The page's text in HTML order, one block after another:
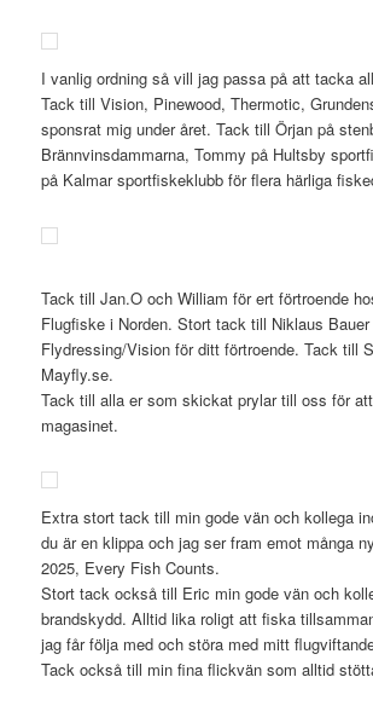
I vanlig ordning så vill jag passa på att tacka
Tack till Vision, Pinewood, Thermotic,
sponsrat mig under året. Tack till Örjan på
Brännvinsdammarna, Tommy på Hultsby
på Kalmar sportfiskeklubb för flera härliga
Tack till Jan.O och William för ert förtroende
Flugfiske i Norden. Stort tack till Niklaus Bauer
Flydressing/Vision för ditt förtroende. Tack till
Mayfly.se.
Tack till alla er som skickat prylar till oss för
magasinet.
Extra stort tack till min gode vän och kollega
du är en klippa och jag ser fram emot många
2025, Every Fish Counts.
Stort tack också till Eric min gode vän och
brandskydd. Alltid lika roligt att fiska
jag får följa med och störa med mitt
Tack också till min fina flickvän som alltid